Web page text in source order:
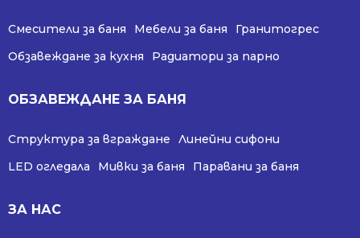
Смесители за баня Мебели за баня
Гранитогрес
Обзавеждане за кухня
Радиатори за парно
ОБЗАВЕЖДАНЕ ЗА БАНЯ
Структура за вграждане
Линейни сифони
LED огледала
Мивки за баня Паравани за баня
ЗА НАС